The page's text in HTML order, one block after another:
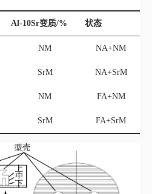
Al‑10Sr变质/% 状态
NM NA+NM
SrM NA+SrM
NM FA+NM
SrM FA+SrM